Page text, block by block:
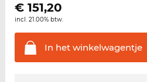
€ 151,20
incl. 21.00% btw.
In hetwinkelwagentje